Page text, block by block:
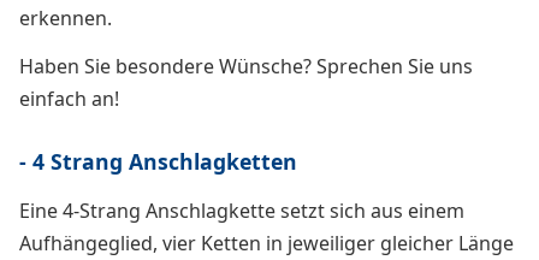
erkennen.
Haben Sie besondere Wünsche? Sprechen Sie uns
einfach an!
- 4 Strang Anschlagketten
Eine 4-Strang Anschlagkette setzt sich aus einem
Aufhängeglied, vier Ketten in jeweiliger gleicher Länge